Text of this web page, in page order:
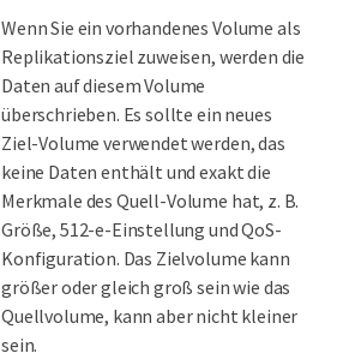
Wenn Sie ein vorhandenes Volume als
Replikationsziel zuweisen, werden die
Daten auf diesem Volume
überschrieben. Es sollte ein neues
Ziel-Volume verwendet werden, das
keine Daten enthält und exakt die
Merkmale des Quell-Volume hat, z. B.
Größe, 512-e-Einstellung und QoS-
Konfiguration. Das Zielvolume kann
größer oder gleich groß sein wie das
Quellvolume, kann aber nicht kleiner
sein.